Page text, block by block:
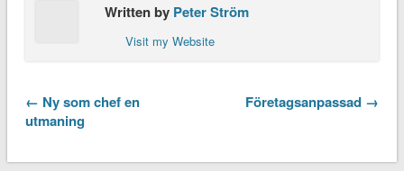
Written by Peter Ström
Visit my Website
← Ny som chef en
utmaning
Företagsanpassad →